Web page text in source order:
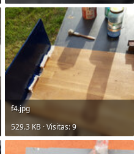
f4.jpg
529.3 KB · Visitas: 9